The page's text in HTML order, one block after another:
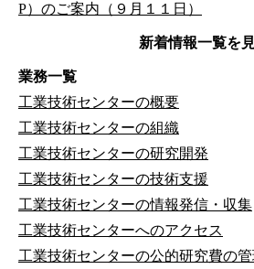
P）のご案内（９月１１日）
新着情報一覧を
業務一覧
工業技術センターの概要
工業技術センターの組織
工業技術センターの研究開発
工業技術センターの技術支援
工業技術センターの情報発信・収集
工業技術センターへのアクセス
工業技術センターの公的研究費の管